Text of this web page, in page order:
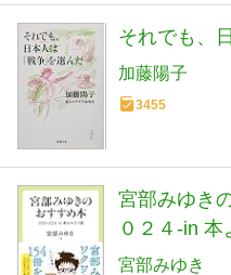
それでも、
加藤陽子
3455
宮部みゆき
０２４-in
レ 851)
宮部みゆき